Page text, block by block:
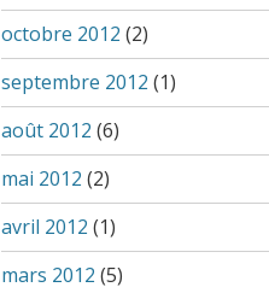
octobre 2012 (2)
septembre 2012 (1)
août 2012 (6)
mai 2012 (2)
avril 2012 (1)
mars 2012 (5)